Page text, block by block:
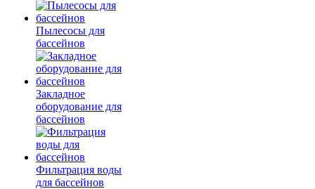
Пылесосы для
бассейнов
Закладное
оборудование для
бассейнов
Фильтрация воды
для бассейнов